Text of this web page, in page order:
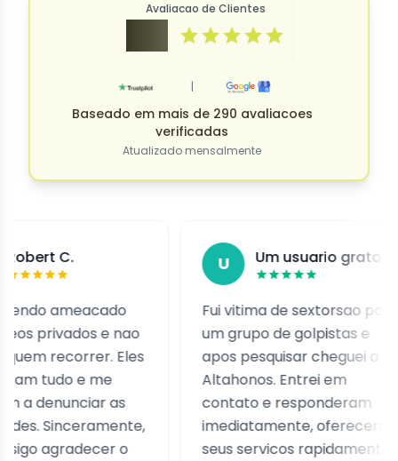
Avaliacao de Clientes
|
Baseado em mais de 290 avaliacoes
verificadas
Atualizado mensalmente
e nao
Eles
e me
as
o
Um usuario grato
Fui vitima de sextorsao por
um grupo de golpistas e
apos pesquisar cheguei a
Altahonos. Entrei em
contato e responderam
imediatamente, ofereceram
seus servicos rapidamente e